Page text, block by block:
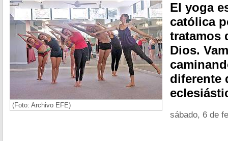
(Foto: Archivo EFE)
El yoga
católica
tratamos
Dios.
diferente
sábado, 6 de